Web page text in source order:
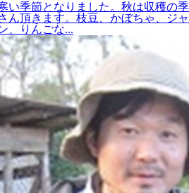
い季節となりました。秋は収穫の季
ん頂きます。枝豆、かぼちゃ、ジャ
、りんごな...